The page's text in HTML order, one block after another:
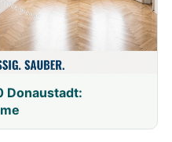
Donaustadt: